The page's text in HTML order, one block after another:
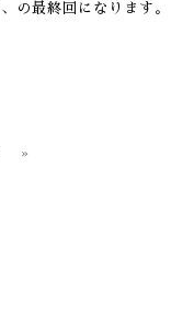
の最終回になります。
»